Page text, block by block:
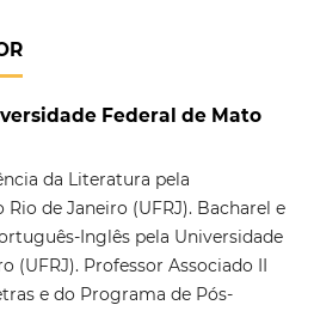
Federal de Mato
da Literatura pela
de Janeiro (UFRJ). Bacharel e
Inglês pela Universidade
(UFRJ). Professor Associado II
e do Programa de Pós-